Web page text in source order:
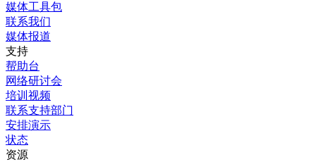
媒体工具包
联系我们
媒体报道
支持
帮助台
网络研讨会
培训视频
联系支持部门
安排演示
状态
资源